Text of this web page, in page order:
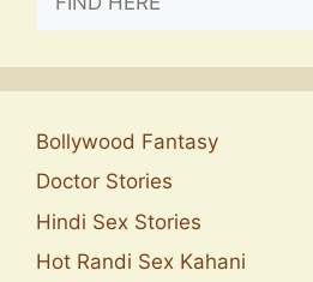
Bollywood Fantasy
Doctor Stories
Hindi Sex Stories
Hot Randi Sex Kahani